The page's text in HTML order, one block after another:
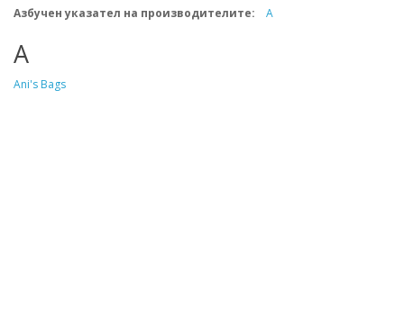
Азбучен указател на производителите: A
A
Ani's Bags